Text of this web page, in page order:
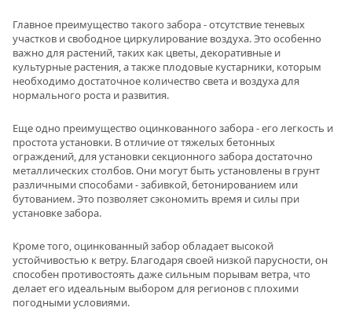
Главное преимущество такого забора - отсутствие теневых
участков и свободное циркулирование воздуха. Это особенно
важно для растений, таких как цветы, декоративные и
культурные растения, а также плодовые кустарники, которым
необходимо достаточное количество света и воздуха для
нормального роста и развития.
Еще одно преимущество оцинкованного забора - его легкость и
простота установки. В отличие от тяжелых бетонных
ограждений, для установки секционного забора достаточно
металлических столбов. Они могут быть установлены в грунт
различными способами - забивкой, бетонированием или
бутованием. Это позволяет сэкономить время и силы при
установке забора.
Кроме того, оцинкованный забор обладает высокой
устойчивостью к ветру. Благодаря своей низкой парусности, он
способен противостоять даже сильным порывам ветра, что
делает его идеальным выбором для регионов с плохими
погодными условиями.